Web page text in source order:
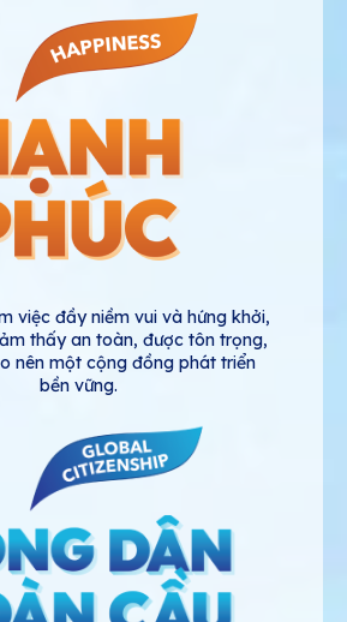
việc đầy niềm vui và hứng khởi,
thấy an toàn, được tôn trọng,
nên một cộng đồng phát triển
bền vững.